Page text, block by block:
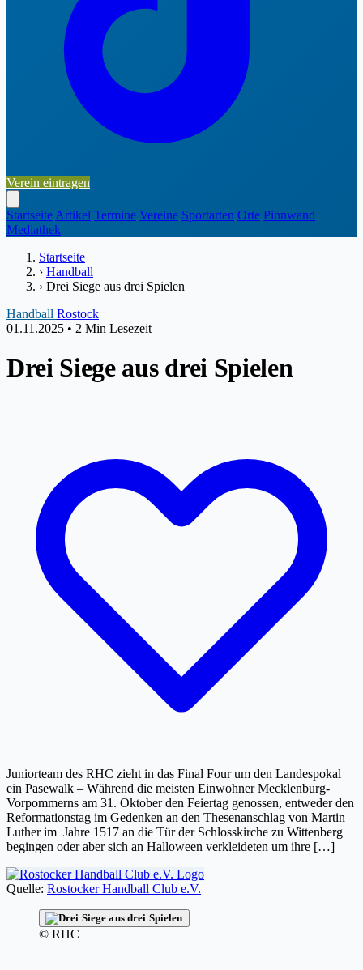
Verein eintragen
Startseite Artikel Termine Vereine Sportarten Orte Pinnwand
Mediathek
Startseite
› Handball
› Drei Siege aus drei Spielen
Handball Rostock
01.11.2025 • 2 Min Lesezeit
Drei Siege aus drei Spielen
Juniorteam des RHC zieht in das Final Four um den Landespokal
ein Pasewalk – Während die meisten Einwohner Mecklenburg-
Vorpommerns am 31. Oktober den Feiertag genossen, entweder den
Reformationstag im Gedenken an den Thesenanschlag von Martin
Luther im Jahre 1517 an die Tür der Schlosskirche zu Wittenberg
begingen oder aber sich an Halloween verkleideten um ihre […]
Quelle: Rostocker Handball Club e.V.
© RHC